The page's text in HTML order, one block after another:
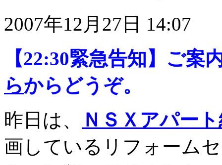
2007年12月27日 14:07
【22:30緊急告知】ご
らからどうぞ。
昨日は、
ＮＳＸアパー
画しているリフォーム